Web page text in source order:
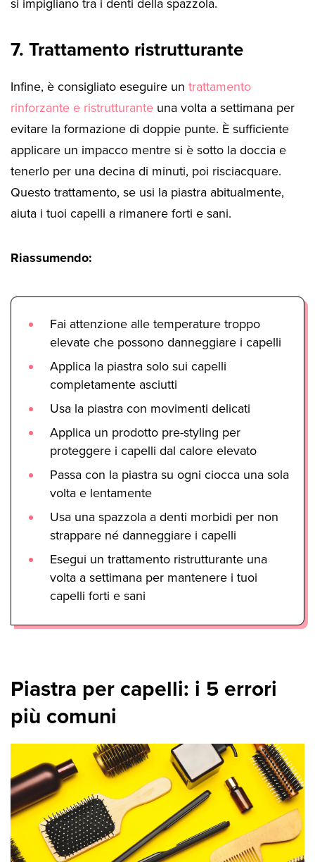
7. Trattamento ristrutturante
Infine, è consigliato eseguire un trattamento
rinforzante e ristrutturante una volta a settimana per
evitare la formazione di doppie punte. È sufficiente
applicare un impacco mentre si è sotto la doccia e
tenerlo per una decina di minuti, poi risciacquare.
Questo trattamento, se usi la piastra abitualmente,
aiuta i tuoi capelli a rimanere forti e sani.
Riassumendo:
Fai attenzione alle temperature troppo
elevate che possono danneggiare i capelli
Applica la piastra solo sui capelli
completamente asciutti
Usa la piastra con movimenti delicati
Applica un prodotto pre-styling per
proteggere i capelli dal calore elevato
Passa con la piastra su ogni ciocca una sola
volta e lentamente
Usa una spazzola a denti morbidi per non
strappare né danneggiare i capelli
Esegui un trattamento ristrutturante una
volta a settimana per mantenere i tuoi
capelli forti e sani
Piastra per capelli: i 5 errori
più comuni